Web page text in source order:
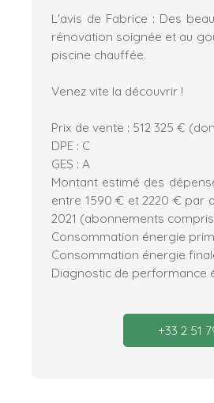
L'avis de Fabrice : Des
rénovation soignée et au
piscine chauffée.
Venez vite la découvrir !
Prix de vente : 512 325 €
DPE : C
GES : A
Montant estimé des
entre 1590 € et 2220 € par
2021 (abonnements
Consommation énergie
Consommation énergie
Diagnostic de performance
+33 2 51